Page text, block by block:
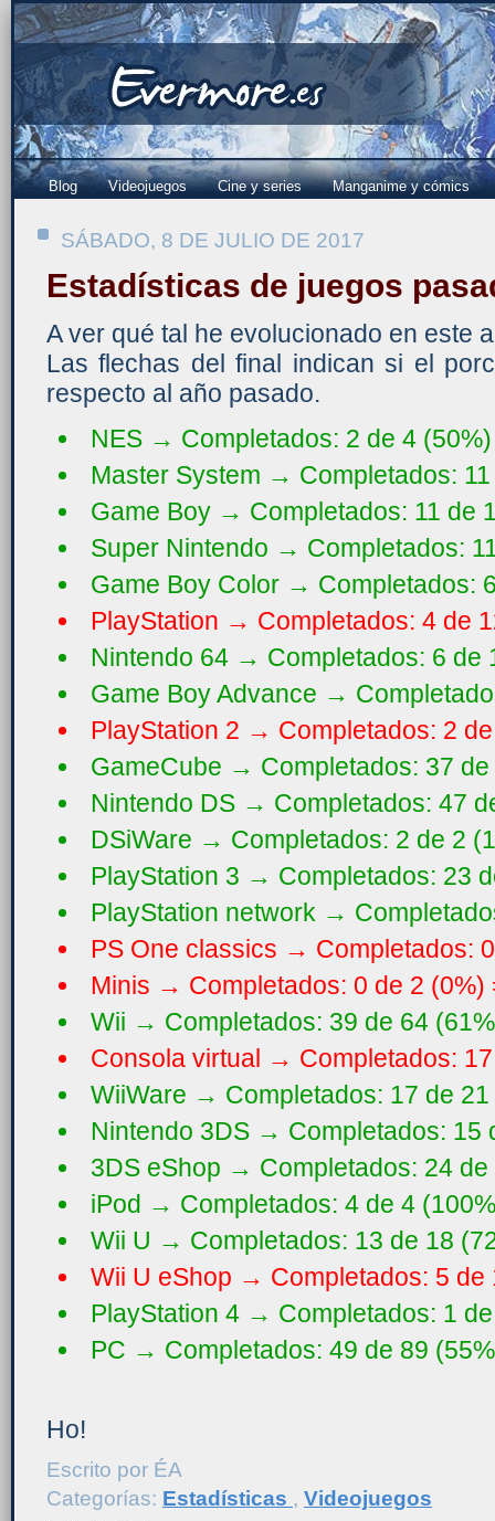
Blog Videojuegos Cine y series Manganime y cómics
SÁBADO, 8 DE JULIO DE 2017
Estadísticas de juegos
A ver qué tal he evolucionado en este
Las flechas del final indican si el
respecto al año pasado.
NES → Completados: 2 de 4
Master System → Completados:
Game Boy → Completados: 11 de
Super Nintendo → Completados:
Game Boy Color → Completados:
PlayStation → Completados: 4 de
Nintendo 64 → Completados: 6 de
Game Boy Advance →
PlayStation 2 → Completados: 2
GameCube → Completados: 37 de
Nintendo DS → Completados: 47
DSiWare → Completados: 2 de 2
PlayStation 3 → Completados: 23
PlayStation network →
PS One classics → Completados:
Minis → Completados: 0 de 2 (0%)
Wii → Completados: 39 de 64
Consola virtual → Completados:
WiiWare → Completados: 17 de 21
Nintendo 3DS → Completados: 15
3DS eShop → Completados: 24 de
iPod → Completados: 4 de 4
Wii U → Completados: 13 de 18
Wii U eShop → Completados: 5 de
PlayStation 4 → Completados: 1
PC → Completados: 49 de 89
Ho!
Escrito por ÉA
Categorías: Estadísticas , Videojuegos